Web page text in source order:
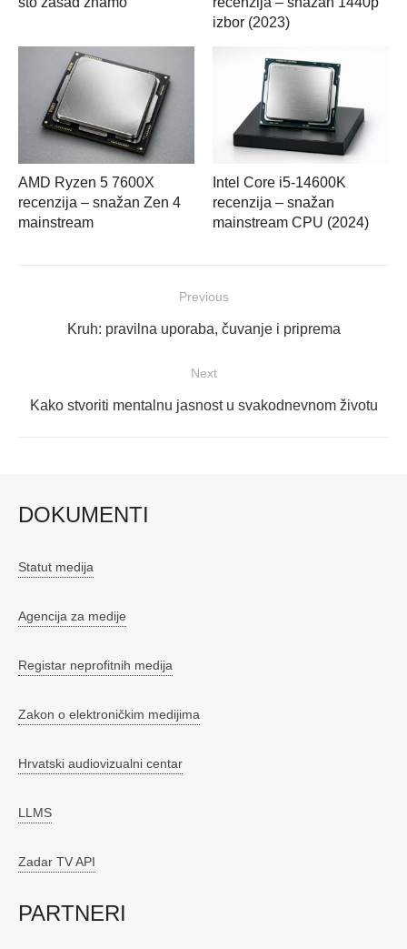
izbor (2023)
AMD Ryzen 5 7600X
recenzija – snažan Zen 4
mainstream
Intel Core i5-14600K
recenzija – snažan
mainstream CPU (2024)
objava
Previous
Previous
Kruh: pravilna uporaba, čuvanje i priprema
Next
Next
Kako stvoriti mentalnu jasnost u svakodnevnom životu
DOKUMENTI
Statut medija
Agencija za medije
Registar neprofitnih medija
Zakon o elektroničkim medijima
Hrvatski audiovizualni centar
LLMS
Zadar TV API
PARTNERI